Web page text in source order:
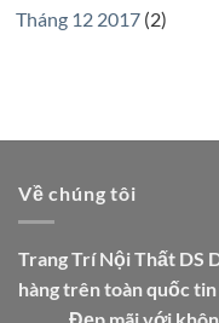
Tháng 12 2017(2)
Về chúng tôi
Trang Trí Nội Thất DS
hàng trên toàn quốc